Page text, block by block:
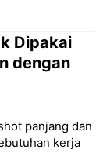
Dipakai
dengan
panjang dan
kerja